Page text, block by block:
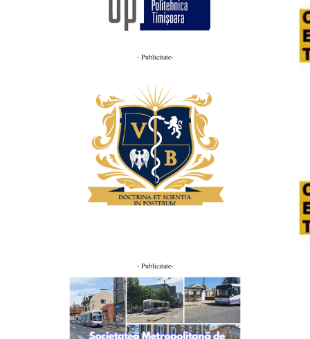
- Publicitate-
- Publicitate-